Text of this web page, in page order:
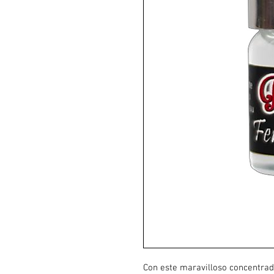
Con este maravilloso